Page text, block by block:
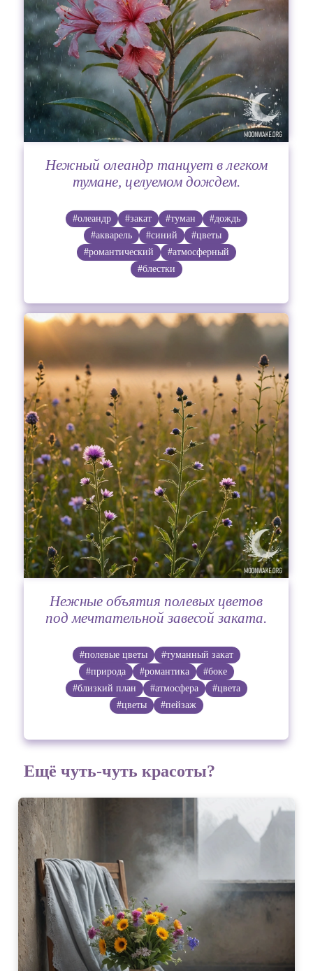
Нежный олеандр танцует в легком
тумане, целуемом дождем.
#олеандр #закат #туман
#дождь
#акварель
#синий
#цветы
#романтический
#атмосферный
#блестки
Нежные объятия полевых цветов
под мечтательной завесой заката.
#полевые цветы
#туманный закат
#природа
#романтика
#боке
#близкий план
#атмосфера
#цвета
#цветы
#пейзаж
Ещё чуть-чуть красоты?